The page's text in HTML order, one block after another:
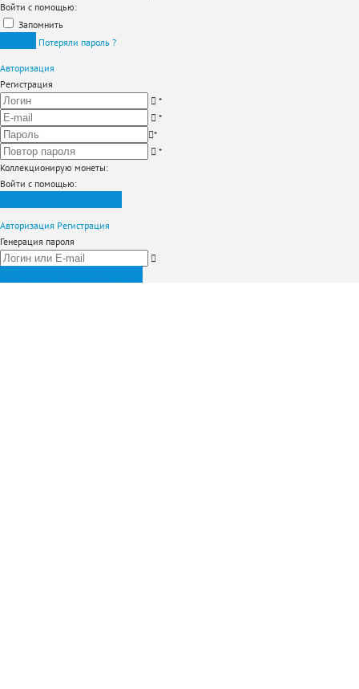
Войти с помощью:
Запомнить
Потеряли пароль ?
Авторизация
Регистрация
*
*
*
*
Коллекционирую монеты:
Войти с помощью:
Авторизация Регистрация
Генерация пароля